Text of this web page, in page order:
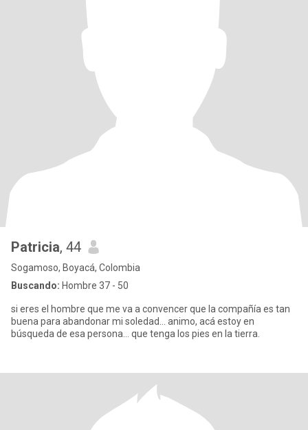
Patricia, 44
Sogamoso, Boyacá, Colombia
Buscando: Hombre 37 - 50
si eres el hombre que me va a convencer que la compañía es tan
buena para abandonar mi soledad... animo, acá estoy en
búsqueda de esa persona... que tenga los pies en la tierra.